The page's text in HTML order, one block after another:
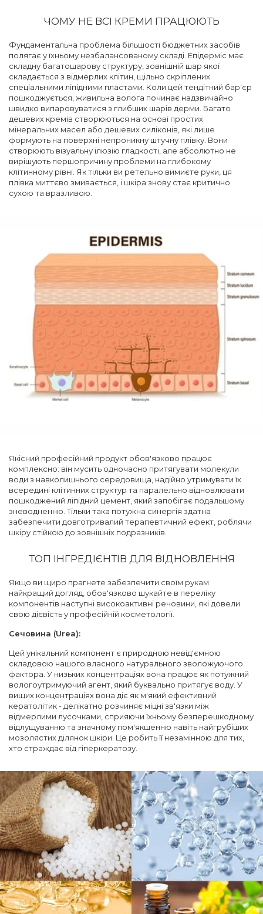
ЧОМУ НЕ ВСІ КРЕМИ ПРАЦЮЮТЬ
Фундаментальна проблема більшості бюджетних засобів
полягає у їхньому незбалансованому складі. Епідерміс має
складну багатошарову структуру, зовнішній шар якої
складається з відмерлих клітин, щільно скріплених
спеціальними ліпідними пластами. Коли цей тендітний бар'єр
пошкоджується, живильна волога починає надзвичайно
швидко випаровуватися з глибших шарів дерми. Багато
дешевих кремів створюються на основі простих
мінеральних масел або дешевих силіконів, які лише
формують на поверхні непроникну штучну плівку. Вони
створюють візуальну ілюзію гладкості, але абсолютно не
вирішують першопричину проблеми на глибокому
клітинному рівні. Як тільки ви ретельно вимиєте руки, ця
плівка миттєво змивається, і шкіра знову стає критично
сухою та вразливою.
Якісний професійний продукт обов'язково працює
комплексно: він мусить одночасно притягувати молекули
води з навколишнього середовища, надійно утримувати їх
всередині клітинних структур та паралельно відновлювати
пошкоджений ліпідний цемент, який запобігає подальшому
зневодненню. Тільки така потужна синергія здатна
забезпечити довготривалий терапевтичний ефект, роблячи
шкіру стійкою до зовнішніх подразників.
ТОП ІНГРЕДІЄНТІВ ДЛЯ ВІДНОВЛЕННЯ
Якщо ви щиро прагнете забезпечити своїм рукам
найкращий догляд, обов'язково шукайте в переліку
компонентів наступні високоактивні речовини, які довели
свою дієвість у професійній косметології.
Сечовина (Urea):
Цей унікальний компонент є природною невід'ємною
складовою нашого власного натурального зволожуючого
фактора. У низьких концентраціях вона працює як потужний
вологоутримуючий агент, який буквально притягує воду. У
вищих концентраціях вона діє як м'який ефективний
кератолітик - делікатно розчиняє міцні зв'язки між
відмерлими лусочками, сприяючи їхньому безперешкодному
відлущуванню та значному пом'якшенню навіть найгрубіших
мозолястих ділянок шкіри. Це робить її незамінною для тих,
хто страждає від гіперкератозу.